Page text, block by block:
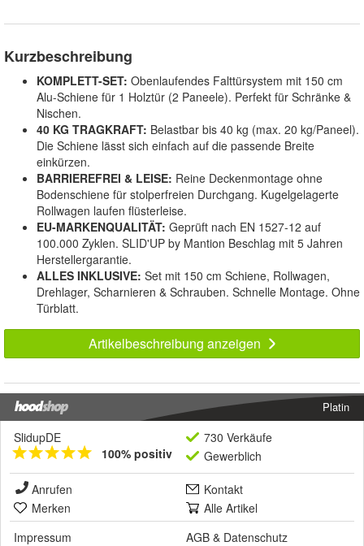
Kurzbeschreibung
KOMPLETT-SET: Obenlaufendes Falttürsystem mit 150 cm
Alu-Schiene für 1 Holztür (2 Paneele). Perfekt für Schränke &
Nischen.
40 KG TRAGKRAFT: Belastbar bis 40 kg (max. 20 kg/Paneel).
Die Schiene lässt sich einfach auf die passende Breite
einkürzen.
BARRIEREFREI & LEISE: Reine Deckenmontage ohne
Bodenschiene für stolperfreien Durchgang. Kugelgelagerte
Rollwagen laufen flüsterleise.
EU-MARKENQUALITÄT: Geprüft nach EN 1527-12 auf
100.000 Zyklen. SLID'UP by Mantion Beschlag mit 5 Jahren
Herstellergarantie.
ALLES INKLUSIVE: Set mit 150 cm Schiene, Rollwagen,
Drehlager, Scharnieren & Schrauben. Schnelle Montage. Ohne
Türblatt.
Artikelbeschreibung anzeigen
Platin
SlidupDE
100% positiv
730 Verkäufe
Gewerblich
Anrufen
Kontakt
Merken
Alle Artikel
Impressum
AGB & Datenschutz